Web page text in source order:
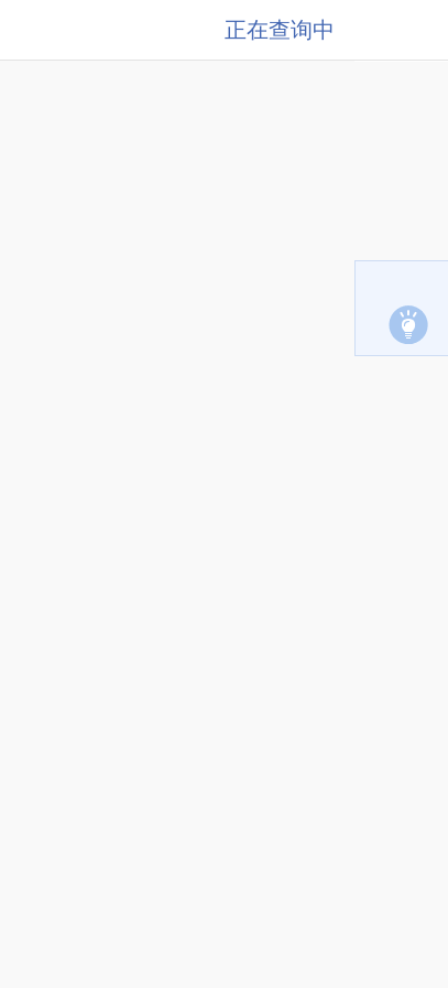
正在查询中